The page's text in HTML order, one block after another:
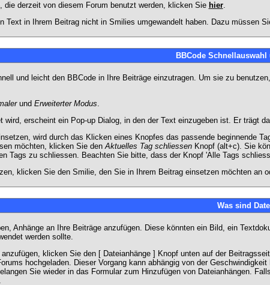
die derzeit von diesem Forum benutzt werden, klicken Sie hier.
Text in Ihrem Beitrag nicht in Smilies umgewandelt haben. Dazu müssen
BBCode
und leicht den BBCode in Ihre Beiträge einzutragen. Um sie zu
und Erweiterter Modus.
wird, erscheint ein Pop-up Dialog, in den der Text einzugeben ist. Er trägt
wird durch das Klicken eines Knopfes das passende beginnende
möchten, klicken Sie denAktuelles Tag schliessenKnopf (alt+c). Sie
Tags zu schliessen. Beachten Sie bitte, dass der Knopf 'Alle Tags
klicken Sie den Smilie, den Sie in Ihrem Beitrag einsetzen möchten an
Was sind
Anhänge an Ihre Beiträge anzufügen. Diese könnten ein Bild, ein
werden sollte.
klicken Sie den [ Dateianhänge ] Knopf unten auf der
hochgeladen. Dieser Vorgang kann abhängig von der
Sie wieder in das Formular zum Hinzufügen von Dateianhängen.